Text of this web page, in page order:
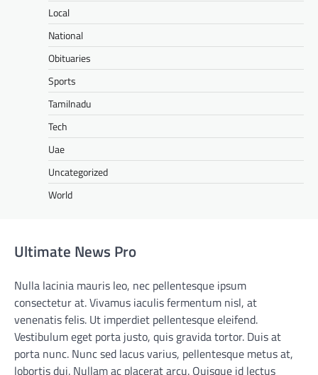
Local
National
Obituaries
Sports
Tamilnadu
Tech
Uae
Uncategorized
World
Ultimate News Pro
Nulla lacinia mauris leo, nec pellentesque ipsum
consectetur at. Vivamus iaculis fermentum nisl, at
venenatis felis. Ut imperdiet pellentesque eleifend.
Vestibulum eget porta justo, quis gravida tortor. Duis at
porta nunc. Nunc sed lacus varius, pellentesque metus at,
lobortis dui. Nullam ac placerat arcu. Quisque id lectus